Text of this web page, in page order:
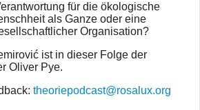
für die ökologische
als Ganze oder eine
Organisation?
ist in dieser Folge der
Oliver Pye.
theoriepodcast@rosalux.org